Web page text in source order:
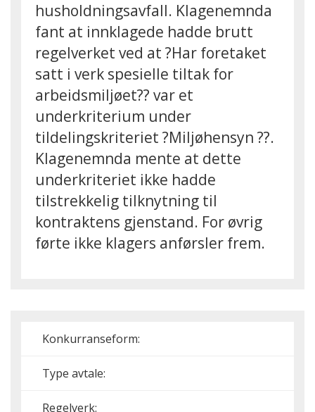
husholdningsavfall. Klagenemnda
fant at innklagede hadde brutt
regelverket ved at ?Har foretaket
satt i verk spesielle tiltak for
arbeidsmiljøet?? var et
underkriterium under
tildelingskriteriet ?Miljøhensyn ??.
Klagenemnda mente at dette
underkriteriet ikke hadde
tilstrekkelig tilknytning til
kontraktens gjenstand. For øvrig
førte ikke klagers anførsler frem.
Konkurranseform:
Type avtale:
Regelverk: